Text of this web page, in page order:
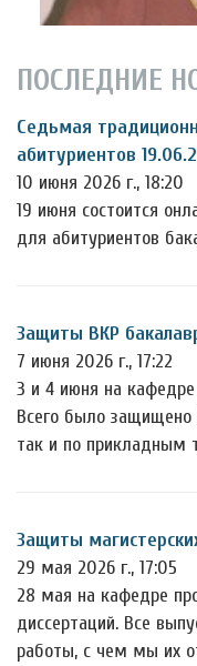
ПОСЛЕДНИЕ
Седьмая
абитуриентов
10 июня 2026 г., 18:20
19 июня состоится
для абитуриентов
Защиты ВКР
7 июня 2026 г., 17:22
3 и 4 июня на
Всего было защищено
так и по
Защиты
29 мая 2026 г., 17:05
28 мая на кафедре
диссертаций. Все
работы, с чем мы их